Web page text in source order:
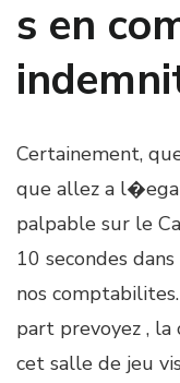
s en
Certainement,
que allez a
palpable sur le
10 secondes
nos
part prevoyez , la
cet salle de jeu